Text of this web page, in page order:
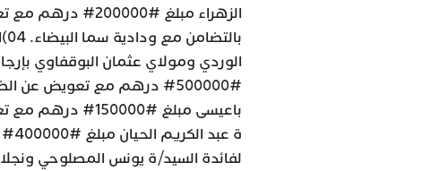
الوردي ومولاي عثمان البوقفاوي